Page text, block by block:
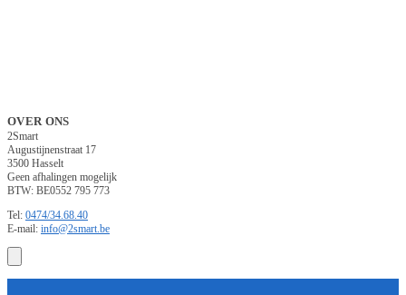
OVER ONS
2Smart
Augustijnenstraat 17
3500 Hasselt
Geen afhalingen mogelijk
BTW: BE0552 795 773
Tel: 0474/34.68.40
E-mail: info@2smart.be